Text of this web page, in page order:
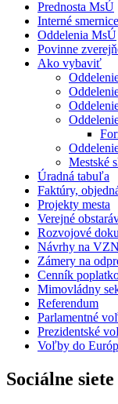
Prednosta MsÚ
Interné smernice
Oddelenia MsÚ
Povinne
Ako vybaviť
Mestské
Úradná tabuľa
Faktúry,
Projekty mesta
Verejné
Rozvojové
Návrhy na
Zámery na
Cenník
Mimovládny
Referendum
Parlamentné
Prezidentské
Voľby do
Sociálne siete